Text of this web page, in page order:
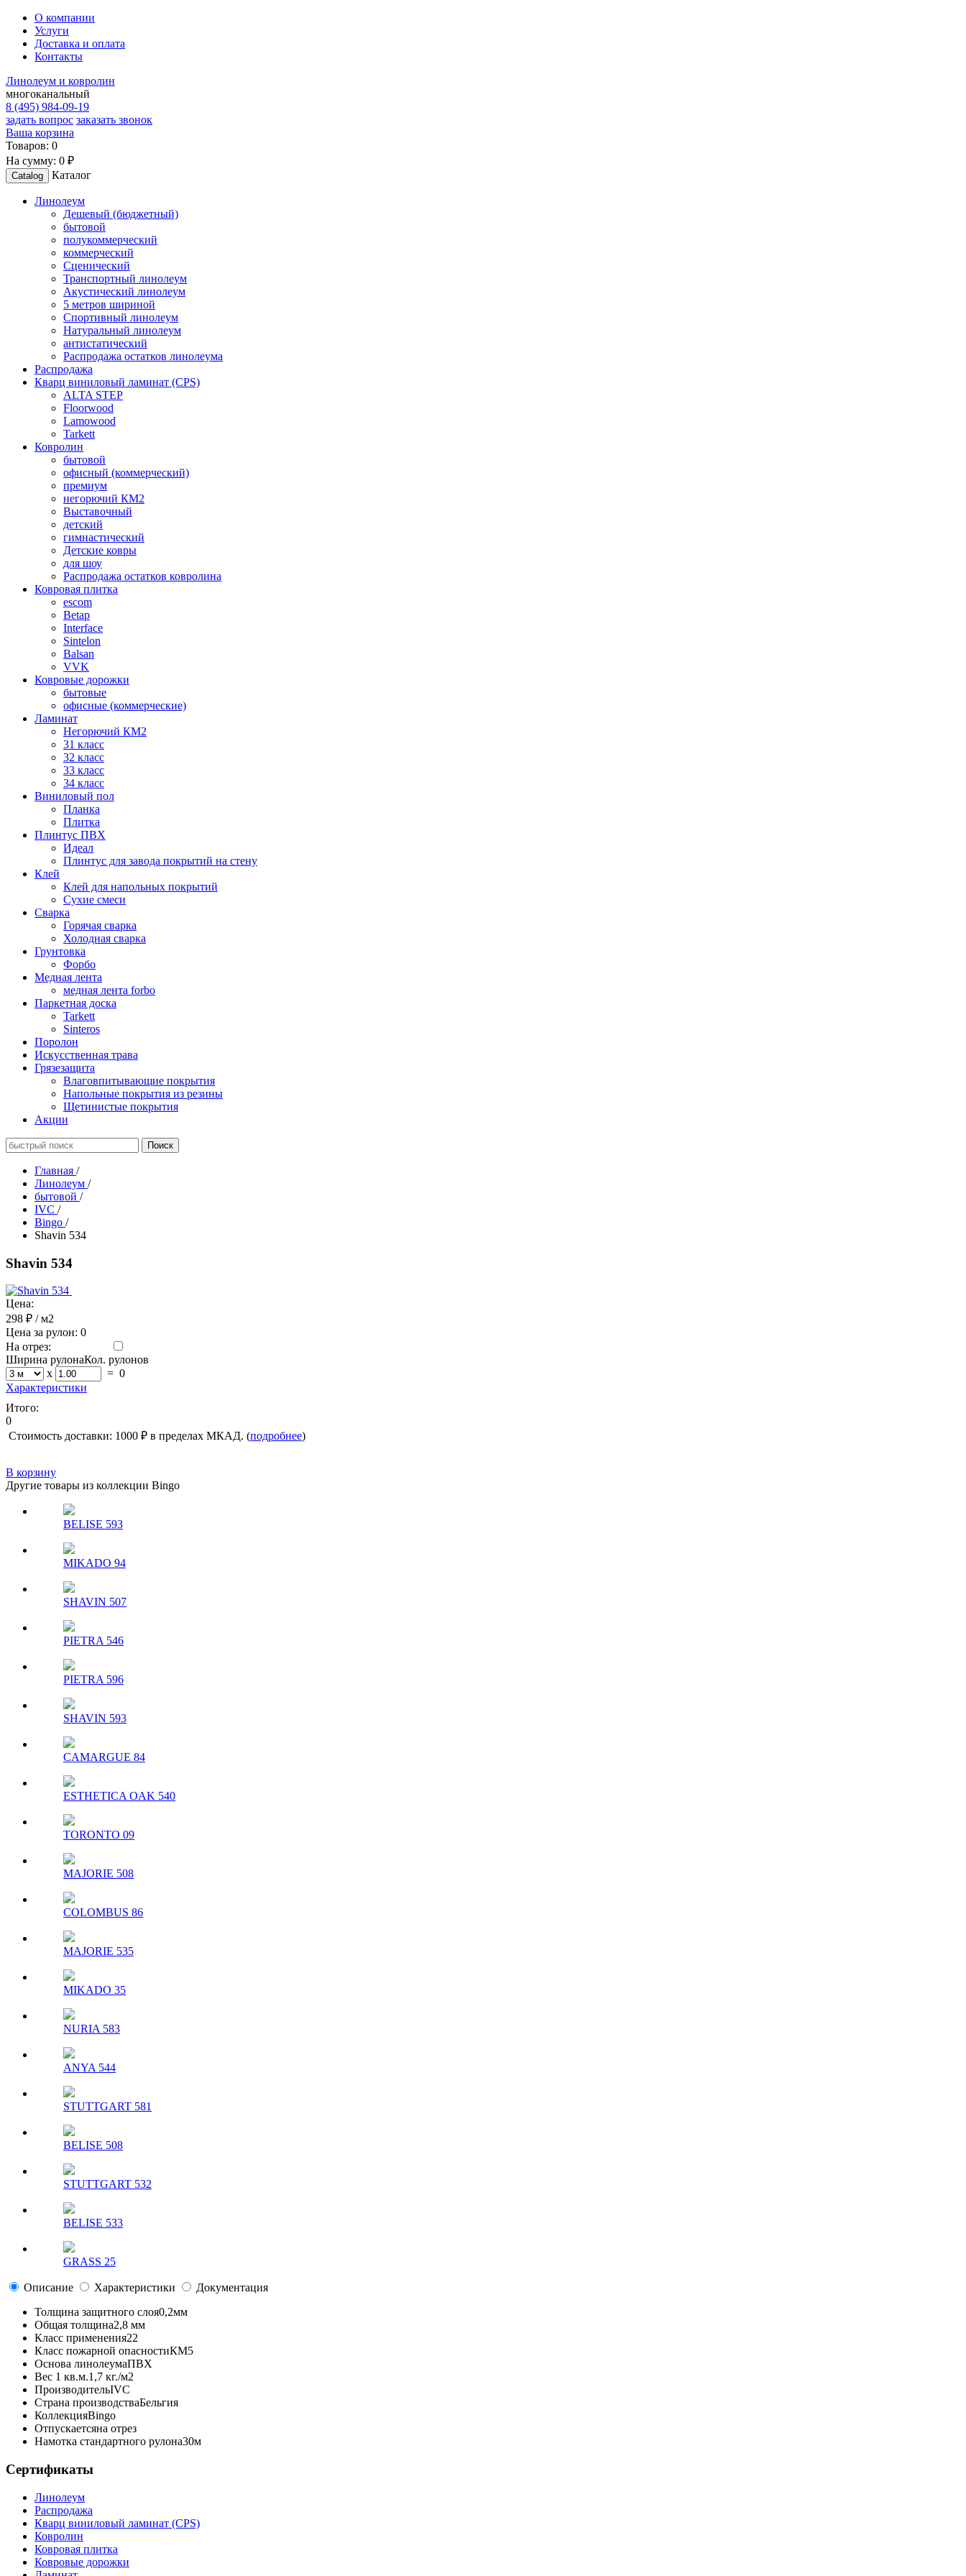
О компании
Услуги
Доставка и оплата
Контакты
Линолеум и ковролин
многоканальный
8 (495) 984-09-19
задать вопрос заказать звонок
Ваша корзина
Товаров: 0
На сумму: 0 ₽
Catalog Каталог
Линолеум
Дешевый (бюджетный)
бытовой
полукоммерческий
коммерческий
Сценический
Транспортный линолеум
Акустический линолеум
5 метров шириной
Спортивный линолеум
Натуральный линолеум
антистатический
Распродажа остатков линолеума
Распродажа
Кварц виниловый ламинат (CPS)
ALTA STEP
Floorwood
Lamowood
Tarkett
Ковролин
бытовой
офисный (коммерческий)
премиум
негорючий КМ2
Выставочный
детский
гимнастический
Детские ковры
для шоу
Распродажа остатков ковролина
Ковровая плитка
escom
Betap
Interface
Sintelon
Balsan
VVK
Ковровые дорожки
бытовые
офисные (коммерческие)
Ламинат
Негорючий КМ2
31 класс
32 класс
33 класс
34 класс
Виниловый пол
Планка
Плитка
Плинтус ПВХ
Идеал
Плинтус для завода покрытий на стену
Клей
Клей для напольных покрытий
Сухие смеси
Сварка
Горячая сварка
Холодная сварка
Грунтовка
Форбо
Медная лента
медная лента forbo
Паркетная доска
Tarkett
Sinteros
Поролон
Искусственная трава
Грязезащита
Влаговпитывающие покрытия
Напольные покрытия из резины
Щетинистые покрытия
Акции
Главная /
Линолеум /
бытовой /
IVC /
Bingo /
Shavin 534
Shavin 534
Цена:
298 ₽ / м2
Цена за рулон: 0
На отрез:
Ширина рулонаКол. рулонов
x
= 0
Характеристики
Итого:
0
Стоимость доставки: 1000 ₽ в пределах МКАД. (подробнее)
В корзину
Другие товары из коллекции Bingo
BELISE 593
MIKADO 94
SHAVIN 507
PIETRA 546
PIETRA 596
SHAVIN 593
CAMARGUE 84
ESTHETICA OAK 540
TORONTO 09
MAJORIE 508
COLOMBUS 86
MAJORIE 535
MIKADO 35
NURIA 583
ANYA 544
STUTTGART 581
BELISE 508
STUTTGART 532
BELISE 533
GRASS 25
Описание Характеристики
Документация
Толщина защитного слоя0,2мм
Общая толщина2,8 мм
Класс применения22
Класс пожарной опасностиКМ5
Основа линолеумаПВХ
Вес 1 кв.м.1,7 кг./м2
ПроизводительIVC
Страна производстваБельгия
КоллекцияBingo
Отпускаетсяна отрез
Намотка стандартного рулона30м
Сертификаты
Линолеум
Распродажа
Кварц виниловый ламинат (CPS)
Ковролин
Ковровая плитка
Ковровые дорожки